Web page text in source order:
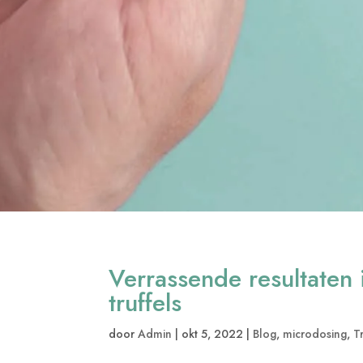
Verrassende
truffels
doorAdmin okt 5, 2022 Blog, microdosing,